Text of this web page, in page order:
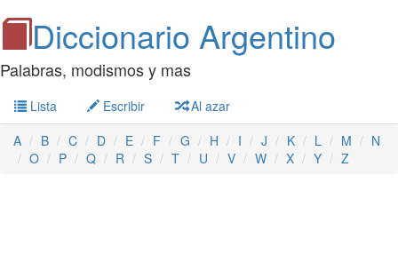
Diccionario Argentino
Palabras, modismos y mas
Lista Escribir
Al azar
A
B C D E F G H I J K L M
N
O
P Q R S T U V W X Y Z